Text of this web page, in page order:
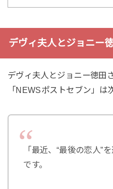
デヴィ夫人とジョニー
デヴィ夫人とジョニー徳田
「NEWSポストセブン」は
「最近、“最後の恋人”
です。